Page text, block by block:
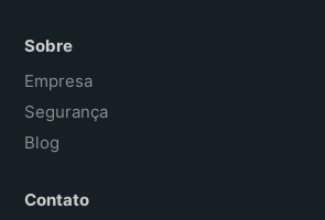
Sobre
Empresa
Segurança
Blog
Contato